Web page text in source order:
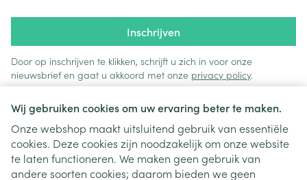
Wij gebruiken cookies om uw ervaring beter te maken.
Onze webshop maakt uitsluitend gebruik van essentiële
cookies. Deze cookies zijn noodzakelijk om onze website
te laten functioneren. We maken geen gebruik van
andere soorten cookies; daarom bieden we geen
Inschrijven
Door op inschrijven te klikken, schrijft u zich in voor onze
nieuwsbrief en gaat u akkoord met onze privacy policy.